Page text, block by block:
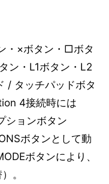
・×ボタン・□ボタ
ン・L1ボタン・L2
/ タッチパッドボタ
4接続時には
ションボタン
ボタンとして動
ボタンにより、
。